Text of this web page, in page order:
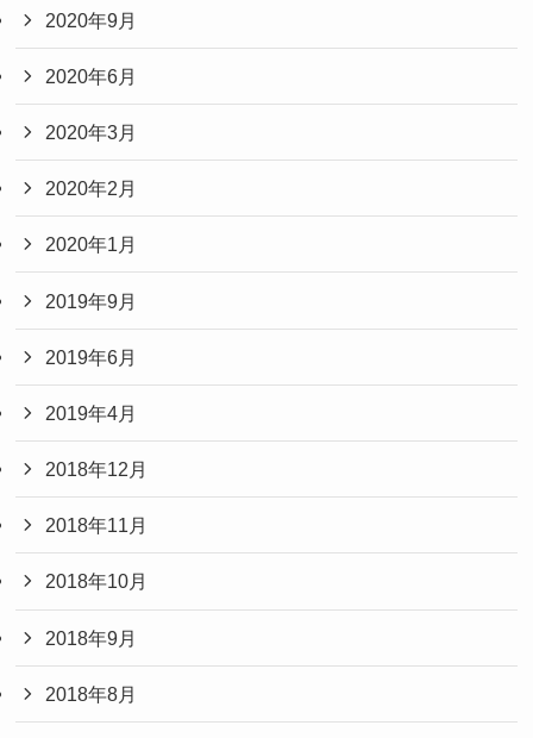
2020年9月
2020年6月
2020年3月
2020年2月
2020年1月
2019年9月
2019年6月
2019年4月
2018年12月
2018年11月
2018年10月
2018年9月
2018年8月